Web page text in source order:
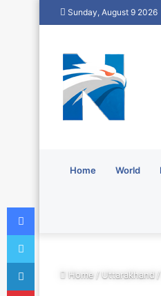
Sunday, August 9 2026
Home World
Home/Uttarakhand /
Facebook
Twitter
LinkedIn
Pinterest